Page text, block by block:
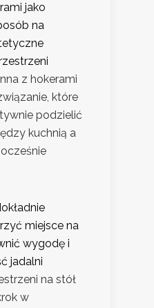
jako
na
z hokerami
które
podzielić
kuchnią a
miejsce na
wygodę i
jadalni
na stół
w